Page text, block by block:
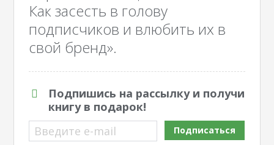
Как засесть в голову
подписчиков и влюбить их в
свой бренд».
Подпишись на рассылку и получи
книгу в подарок!
Введите e-mail
Подписаться